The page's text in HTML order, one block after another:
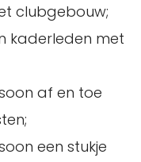
clubgebouw;
kaderleden met
af en toe
een stukje